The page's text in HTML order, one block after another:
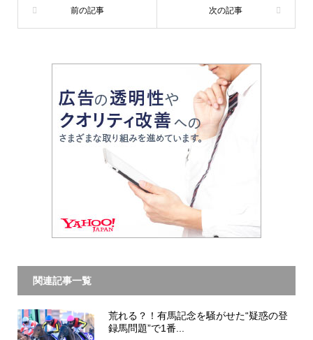
関連記事一覧
荒れる？！有馬記念を騒がせた“疑惑の登
録馬問題”で1番...